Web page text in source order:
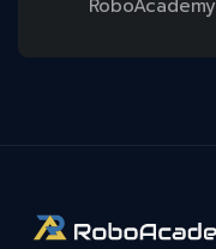
RoboAcademy